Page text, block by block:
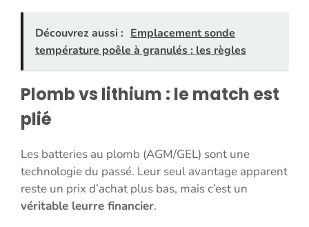
Découvrez aussi : Emplacement sonde
température poêle à granulés : les règles
Plomb vs lithium : le match est
plié
Les batteries au plomb (AGM/GEL) sont une
technologie du passé. Leur seul avantage apparent
reste un prix d’achat plus bas, mais c’est un
véritable leurre financier.